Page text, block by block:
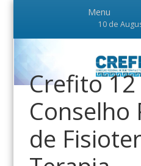
10 de
Crefito
Conselho
de